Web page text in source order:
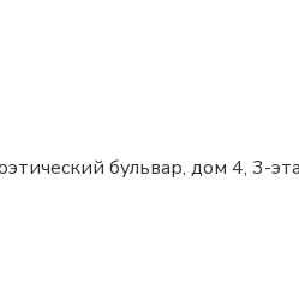
бульвар, дом 4, 3-